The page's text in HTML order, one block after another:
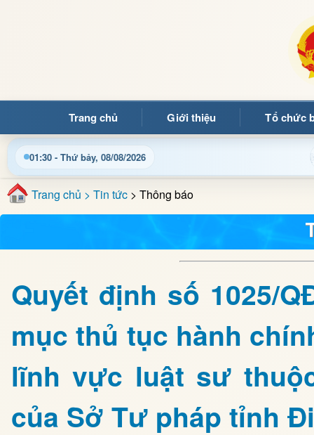
Trang chủ Giới thiệu Tổ chức
01:30 - Thứ bảy, 08/08/2026
Chào mừng quý bạn đọc đến với Trang thông tin điện tử
Trang chủ > Tin tức > Thông báo
Quyết định số 1025/
mục thủ tục hành
lĩnh vực luật sư
của Sở Tư pháp tỉnh